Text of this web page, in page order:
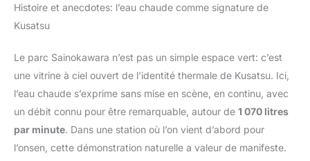
Histoire et anecdotes: l’eau chaude comme signature de
Kusatsu
Le parc Sainokawara n’est pas un simple espace vert: c’est
une vitrine à ciel ouvert de l’identité thermale de Kusatsu. Ici,
l’eau chaude s’exprime sans mise en scène, en continu, avec
un débit connu pour être remarquable, autour de 1 070 litres
par minute. Dans une station où l’on vient d’abord pour
l’onsen, cette démonstration naturelle a valeur de manifeste.